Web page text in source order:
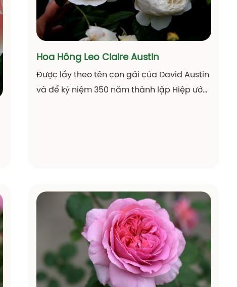
Hữu nghị và Thương mại giữa Nữ hoàng
Christina của Thụy Điển và Oliver Cromwell
của Vương quốc Anh vào năm 1654. Claire
Austin thuộc đặc tính hoa hồng leo, mang
một vẻ đẹp thuần khiết với màu trắng tinh
khôi và tươi sáng.